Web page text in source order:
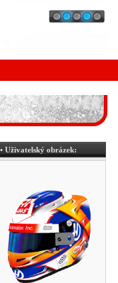
• Uživatelský obrázek: